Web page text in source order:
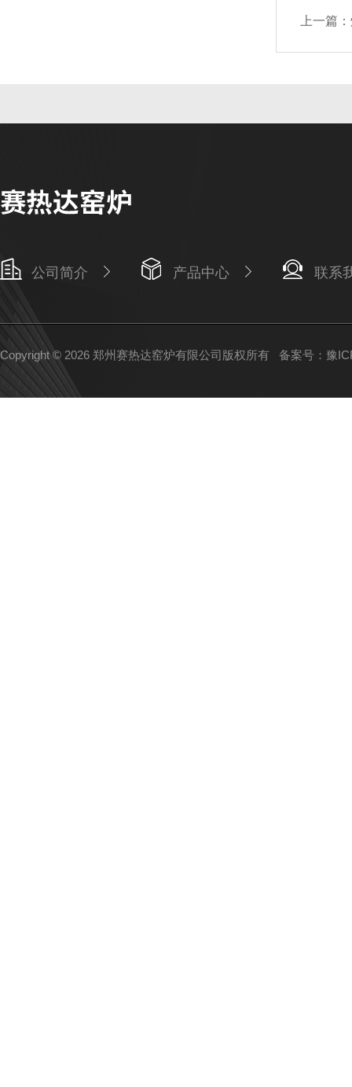
上一篇：
公司简介 产品中心 联系
Copyright © 2026 郑州赛热达窑炉有限公司版权所有 备案号：豫